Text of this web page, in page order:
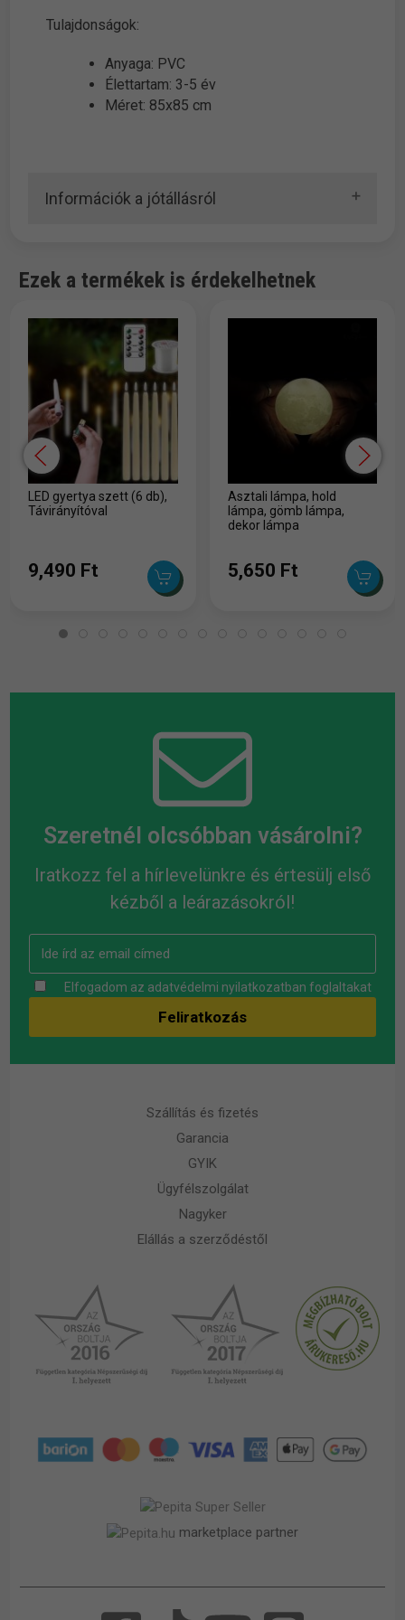
Tulajdonságok:
Anyaga: PVC
Élettartam: 3-5 év
Méret: 85x85 cm
Információk a jótállásról
Ezek a termékek is érdekelhetnek
LED gyertya szett (6 db),
Távirányítóval
9,490 Ft
Asztali lámpa, hold
lámpa, gömb lámpa,
dekor lámpa
5,650 Ft
Szeretnél olcsóbban vásárolni?
Iratkozz fel a hírlevelünkre és értesülj első
kézből a leárazásokról!
Elfogadom az adatvédelmi nyilatkozatban foglaltakat
Szállítás és fizetés
Garancia
GYIK
Ügyfélszolgálat
Nagyker
Elállás a szerződéstől
marketplace partner